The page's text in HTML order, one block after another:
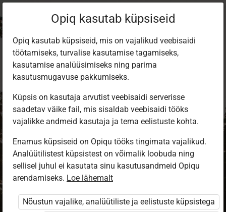
Sisene Opiqusse
Vali, kuidas end tuvastada
eKool
Stuudium
Opiq kasutab küpsiseid
Opiq kasutab küpsiseid, mis on vajalikud veebisaidi
töötamiseks, turvalise kasutamise tagamiseks,
kasutamise analüüsimiseks ning parima
kasutusmugavuse pakkumiseks.
Küpsis on kasutaja arvutist veebisaidi serverisse
saadetav väike fail, mis sisaldab veebisaidi tööks
vajalikke andmeid kasutaja ja tema eelistuste kohta.
Enamus küpsiseid on Opiqu tööks tingimata vajalikud.
Analüütilistest küpsistest on võimalik loobuda ning
sellisel juhul ei kasutata sinu kasutusandmeid Opiqu
arendamiseks. Loe lähemalt
Nõustun vajalike, analüütiliste ja eelistuste küpsistega